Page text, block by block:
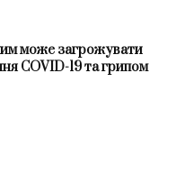
може загрожувати
COVID-19 та грипом